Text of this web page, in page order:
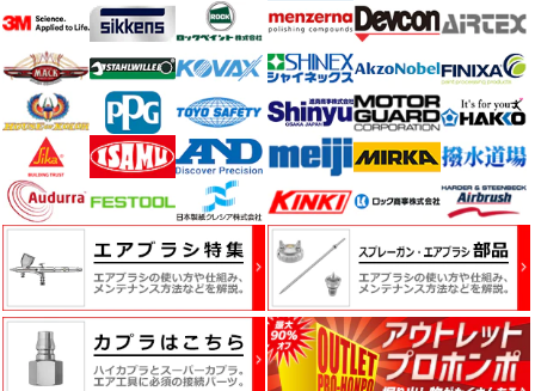
明
計
測
器・
計
器
塗